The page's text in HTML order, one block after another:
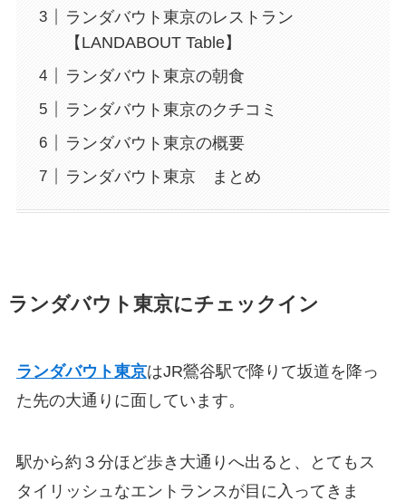
ランダバウト東京のレストラン
【LANDABOUT Table】
ランダバウト東京の朝食
ランダバウト東京のクチコミ
ランダバウト東京の概要
ランダバウト東京 まとめ
ランダバウト東京にチェックイン
ランダバウト東京はJR鶯谷駅で降りて坂道を降っ
た先の大通りに面しています。
駅から約３分ほど歩き大通りへ出ると、とてもス
タイリッシュなエントランスが目に入ってきま